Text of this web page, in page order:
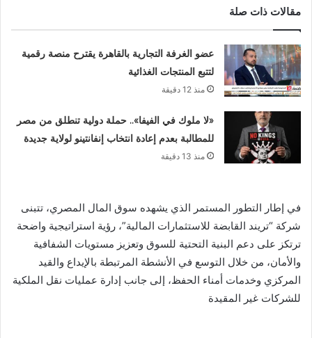
مقالات ذات صلة
عضو الغرفة التجارية بالقاهرة يقترح منصة رقمية
لتتبع المنتجات الغذائية
منذ 12 دقيقة
«لا ملوك في الفيفا».. حملة دولية تنطلق من مصر
للمطالبة بعدم إعادة انتخاب إنفانتينو لولاية جديدة
منذ 13 دقيقة
في إطار التطور المستمر الذي يشهده سوق المال المصري، تتبنى
شركة “تريند القابضة للاستثمارات المالية”، رؤية استراتيجية واضحة
ترتكز على دعم البنية التحتية للسوق وتعزيز مستويات الشفافية
والأمان، من خلال التوسع في الأنشطة المرتبطة بالإيداع والقيد
المركزي وخدمات أمناء الحفظ، إلى جانب إدارة عمليات نقل الملكية
للشركات غير المقيدة